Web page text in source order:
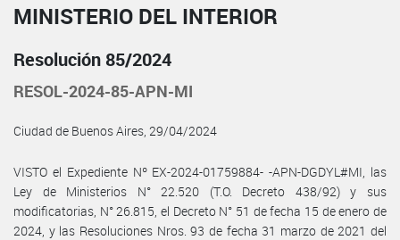
MINISTERIO DEL INTERIOR
Resolución 85/2024
RESOL-2024-85-APN-MI
Ciudad de Buenos Aires, 29/04/2024
VISTO el Expediente Nº EX-2024-01759884- -APN-DGDYL#MI, las
Ley de Ministerios N° 22.520 (T.O. Decreto 438/92) y sus
modificatorias, N° 26.815, el Decreto N° 51 de fecha 15 de enero de
2024, y las Resoluciones Nros. 93 de fecha 31 marzo de 2021 del